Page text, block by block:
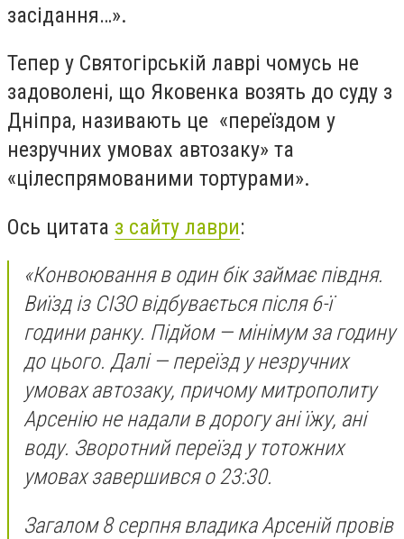
засідання…».
Тепер у Святогірській лаврі чомусь не
задоволені, що Яковенка возять до суду з
Дніпра, називають це «переїздом у
незручних умовах автозаку» та
«цілеспрямованими тортурами».
Ось цитата з сайту лаври:
«Конвоювання в один бік займає півдня.
Виїзд із СІЗО відбувається після 6-ї
години ранку. Підйом — мінімум за годину
до цього. Далі — переїзд у незручних
умовах автозаку, причому митрополиту
Арсенію не надали в дорогу ані їжу, ані
воду. Зворотний переїзд у тотожних
умовах завершився о 23:30.
Загалом 8 серпня владика Арсеній провів